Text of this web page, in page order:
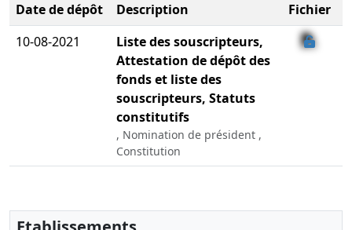
Date de dépôt Description
Fichier
10-08-2021
Liste des souscripteurs,
Attestation de dépôt des
fonds et liste des
souscripteurs, Statuts
constitutifs
, Nomination de président ,
Constitution